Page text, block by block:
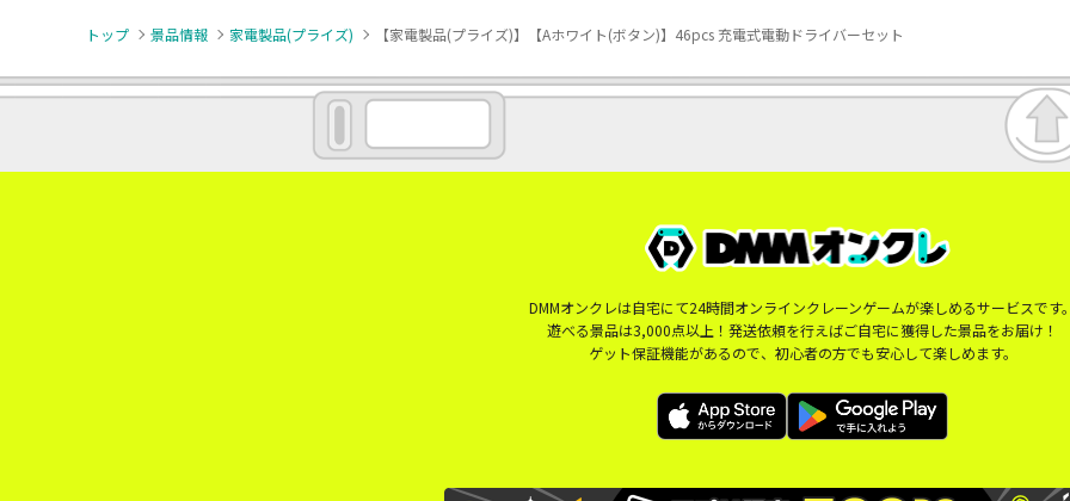
トップ 景品情報 家電製品(プライズ) 【家電製品(プライズ)】【Aホワイト(ボタン)】46pcs 充電式電動ドライバーセット
DMMオンクレは自宅にて24時間オンラインクレーンゲームが楽しめるサービスです
遊べる景品は3,000点以上！発送依頼を行えばご自宅に獲得した景品をお届け！
ゲット保証機能があるので、初心者の方でも安心して楽しめます。